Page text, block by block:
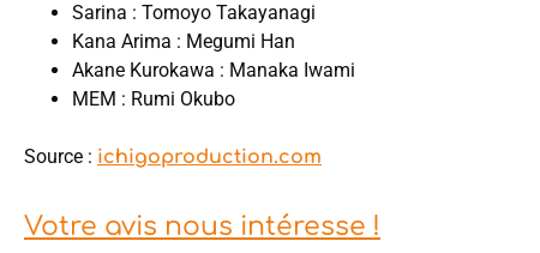
Sarina : Tomoyo Takayanagi
Kana Arima : Megumi Han
Akane Kurokawa : Manaka Iwami
MEM : Rumi Okubo
Source : ichigoproduction.com
Votre avis nous intéresse !